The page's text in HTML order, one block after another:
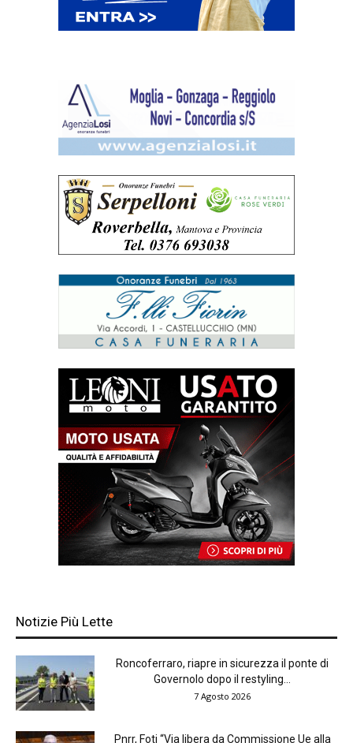
Notizie Più Lette
Roncoferraro, riapre in sicurezza il ponte di
Governolo dopo il restyling...
7 Agosto 2026
Pnrr, Foti “Via libera da Commissione Ue alla